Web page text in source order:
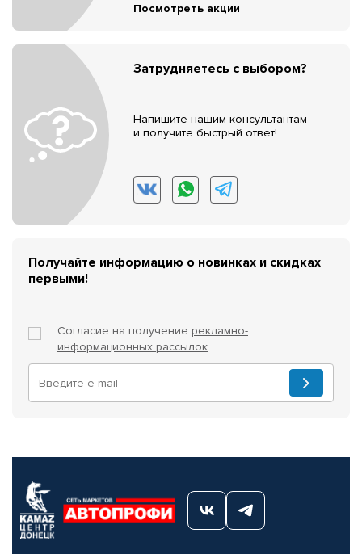
Посмотреть акции
Затрудняетесь с выбором?
Напишите нашим консультантам
и получите быстрый ответ!
Получайте информацию о новинках и скидках
первыми!
Согласие на получение рекламно-
информационных рассылок